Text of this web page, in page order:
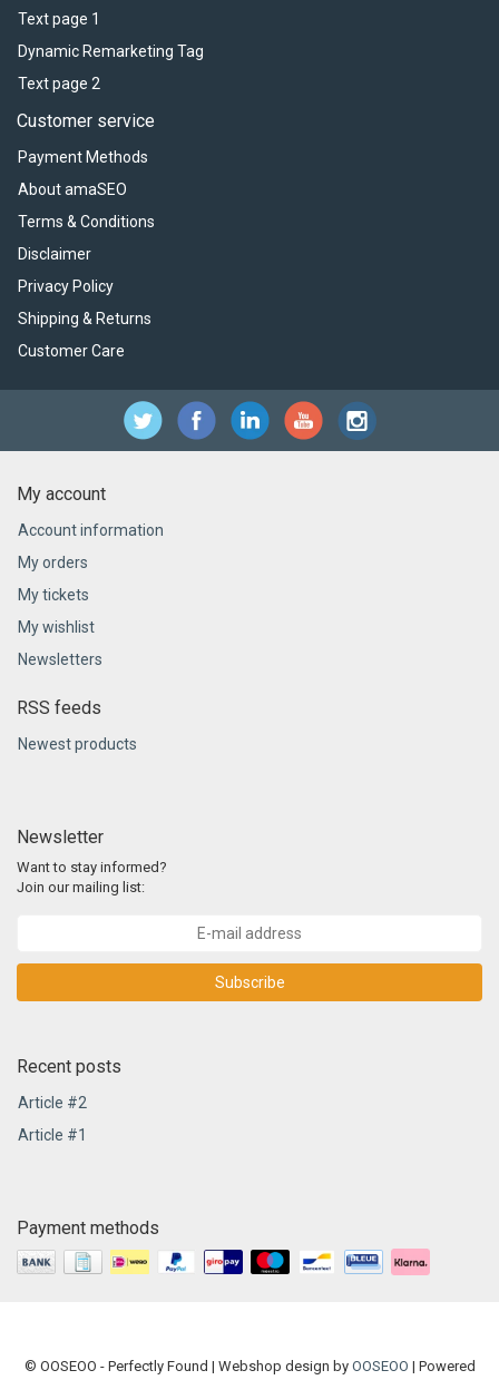
Text page 1
Dynamic Remarketing Tag
Text page 2
Customer service
Payment Methods
About amaSEO
Terms & Conditions
Disclaimer
Privacy Policy
Shipping & Returns
Customer Care
My account
Account information
My orders
My tickets
My wishlist
Newsletters
RSS feeds
Newest products
Newsletter
Want to stay informed?
Join our mailing list:
Subscribe
Recent posts
Article #2
Article #1
Payment methods
© OOSEOO - Perfectly Found | Webshop design by OOSEOO | Powered